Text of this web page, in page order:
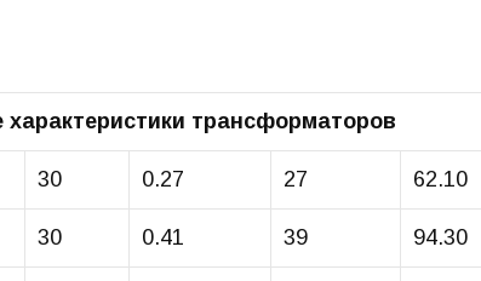
30 0.27 27 62.10
30 0.41 39 94.30